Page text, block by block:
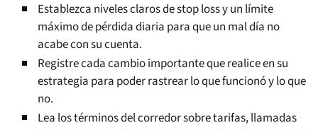
Establezca niveles claros de stop loss y un límite
máximo de pérdida diaria para que un mal día no
acabe con su cuenta.
Registre cada cambio importante que realice en su
estrategia para poder rastrear lo que funcionó y lo que
no.
Lea los términos del corredor sobre tarifas, llamadas